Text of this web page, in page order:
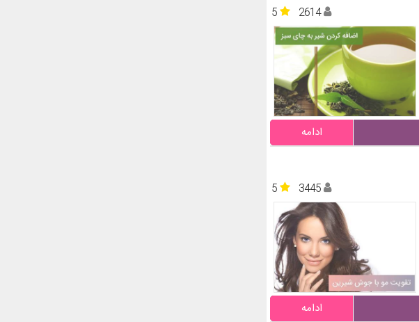
5
2614
ادامه
5
3445
ادامه